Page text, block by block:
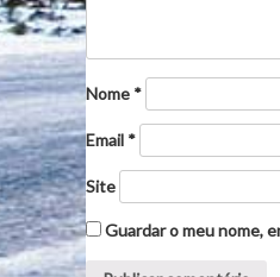
Nome *
Email *
Site
Guardar o meu nome,